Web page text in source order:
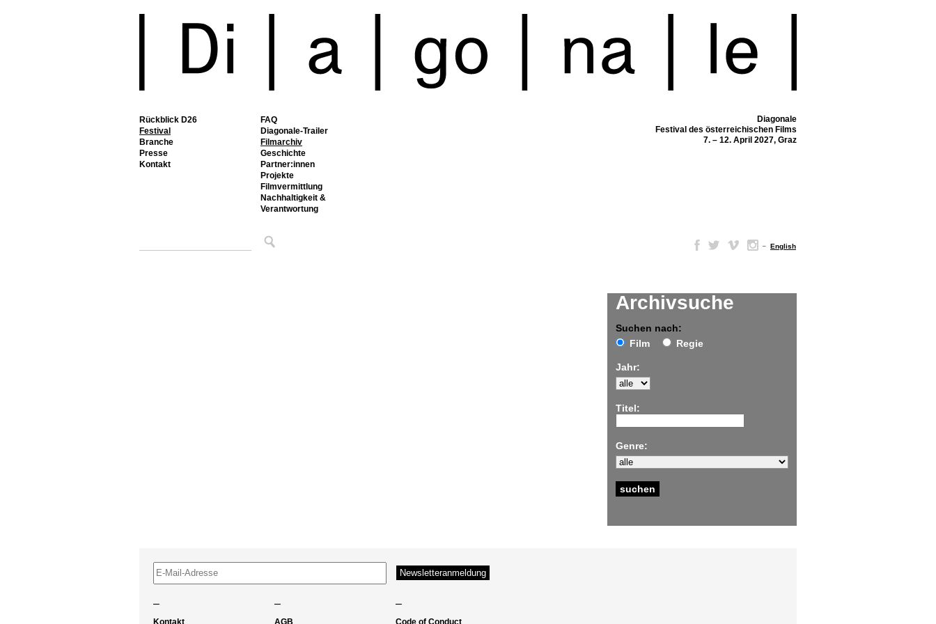
Rückblick D26
Festival
FAQ
Diagonale-Trailer
Filmarchiv
Geschichte
Partner:innen
Projekte
Filmvermittlung
Nachhaltigkeit &
Verantwortung
Branche
Presse
Kontakt
Diagonale
Festival des österreichischen Films
7. – 12. April 2027, Graz
– English
Archivsuche
Suchen nach:
Film
Regie
Jahr:
Titel:
Genre:
– – –
Kontakt AGB Code of Conduct